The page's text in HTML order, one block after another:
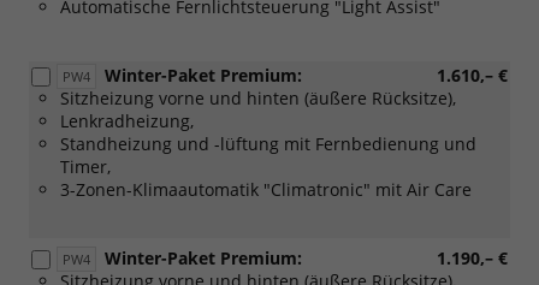
Automatische Fernlichtsteuerung "Light Assist"
PW4 1.610,– €
Winter-Paket Premium:
Sitzheizung vorne und hinten (äußere Rücksitze),
Lenkradheizung,
Standheizung und -lüftung mit Fernbedienung und
Timer,
3-Zonen-Klimaautomatik "Climatronic" mit Air Care
PW4 1.190,– €
Winter-Paket Premium:
Sitzheizung vorne und hinten (äußere Rücksitze),